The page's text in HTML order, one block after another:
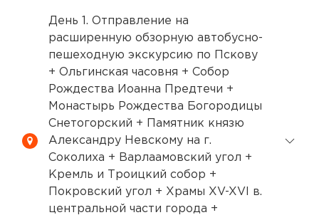
День 1. Отправление на
расширенную обзорную автобусно-
пешеходную экскурсию по Пскову
+ Ольгинская часовня + Собор
Рождества Иоанна Предтечи +
Монастырь Рождества Богородицы
Снетогорский + Памятник князю
Александру Невскому на г.
Соколиха + Варлаамовский угол +
Кремль и Троицкий собор +
Покровский угол + Храмы XV-XVI в.
центральной части города +